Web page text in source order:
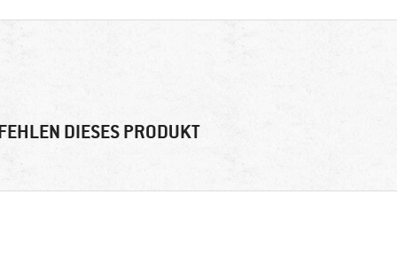
DIESES PRODUKT